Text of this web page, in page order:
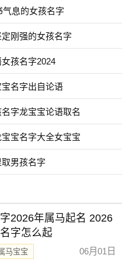
气息的女孩名字
刚强的女孩名字
孩名字2024
名字出自论语
字龙宝宝论语取名
宝名字大全女宝宝
男孩名字
2026年属马起名 2026
字怎么起
马宝宝
06月01日